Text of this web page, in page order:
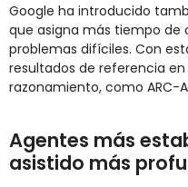
Google ha introducido
que asigna más tiempo de
problemas difíciles. Con
resultados de referencia
razonamiento, como ARC-
Agentes más
asistido más